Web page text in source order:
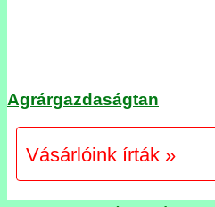
Agrárgazdaságtan
Vásárlóink írták »